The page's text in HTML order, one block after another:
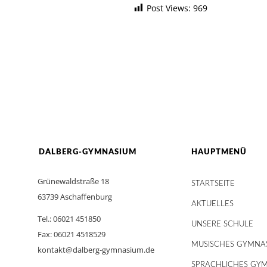
Post Views: 969
DALBERG-GYMNASIUM
Grünewaldstraße 18
63739 Aschaffenburg
Tel.: 06021 451850
Fax: 06021 4518529
kontakt@dalberg-gymnasium.de
HAUPTMENÜ
STARTSEITE
AKTUELLES
UNSERE SCHULE
MUSISCHES
SPRACHLICHES